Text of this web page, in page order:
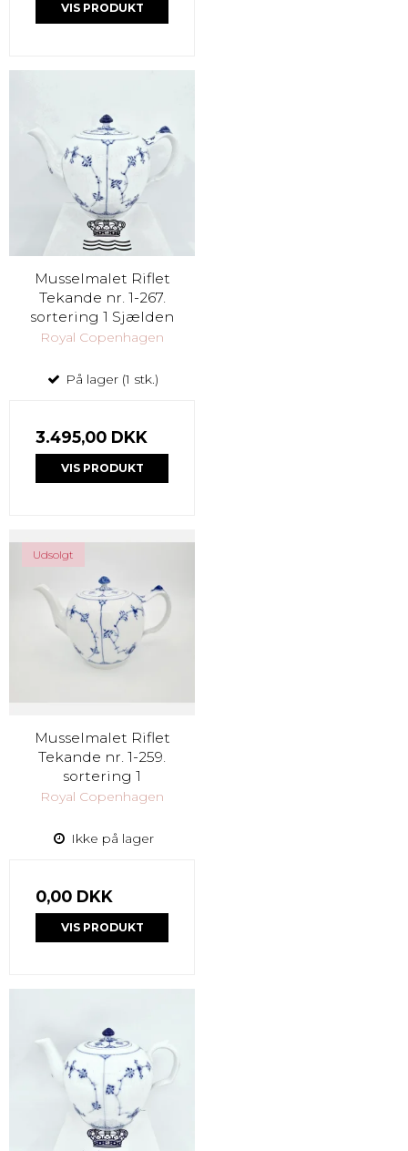
VIS PRODUKT
Musselmalet Riflet
Tekande nr. 1-267.
sortering 1 Sjælden
Royal Copenhagen
På lager (1 stk.)
3.495,00 DKK
VIS PRODUKT
Udsolgt
Musselmalet Riflet
Tekande nr. 1-259.
sortering 1
Royal Copenhagen
Ikke på lager
0,00 DKK
VIS PRODUKT